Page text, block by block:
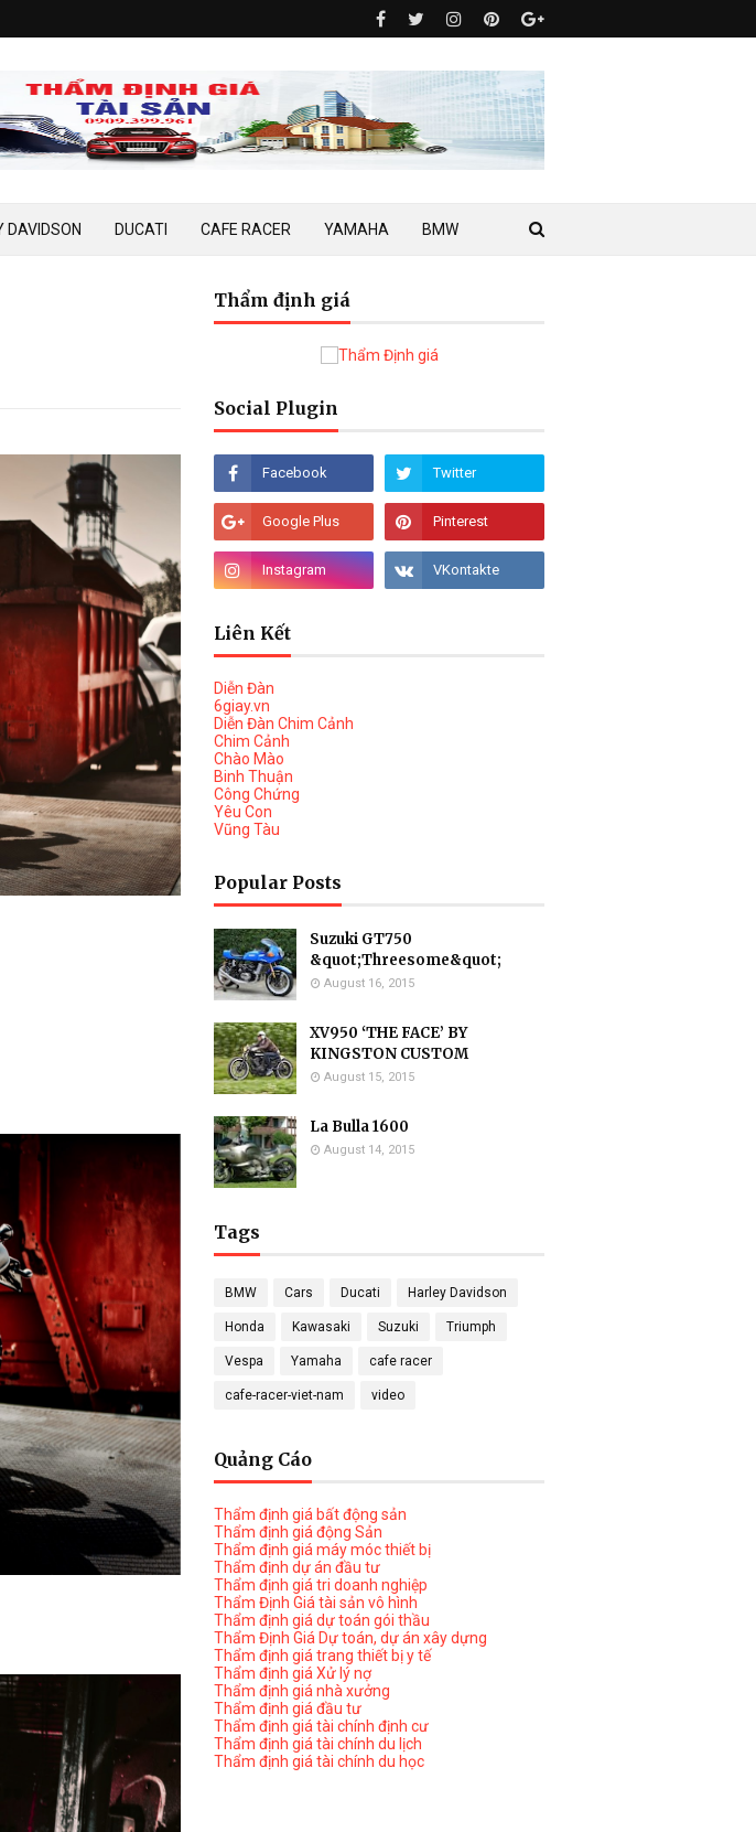
DAVIDSON DUCATI CAFE RACER YAMAHA BMW
Thẩm định giá
Social Plugin
Liên Kết
Diễn Đàn
6giay.vn
Diễn Đàn Chim Cảnh
Chim Cảnh
Chào Mào
Binh Thuận
Công Chứng
Yêu Con
Vũng Tàu
Popular Posts
Suzuki GT750
&quot;Threesome&quot;
August 16, 2015
XV950 ‘THE FACE’ BY
KINGSTON CUSTOM
August 15, 2015
La Bulla 1600
August 14, 2015
Tags
BMW Cars Ducati Harley Davidson
Honda Kawasaki Suzuki Triumph
Vespa Yamaha cafe racer
cafe-racer-viet-nam video
Quảng Cáo
Thẩm định giá bất động sản
Thẩm định giá động Sản
Thẩm định giá máy móc thiết bị
Thẩm định dự án đầu tư
Thẩm định giá tri doanh nghiệp
Thẩm Định Giá tài sản vô hình
Thẩm định giá dự toán gói thầu
Thẩm Định Giá Dự toán, dự án xây dựng
Thẩm định giá trang thiết bị y tế
Thẩm định giá Xử lý nợ
Thẩm định giá nhà xưởng
Thẩm định giá đầu tư
Thẩm định giá tài chính định cư
Thẩm định giá tài chính du lịch
Thẩm định giá tài chính du học